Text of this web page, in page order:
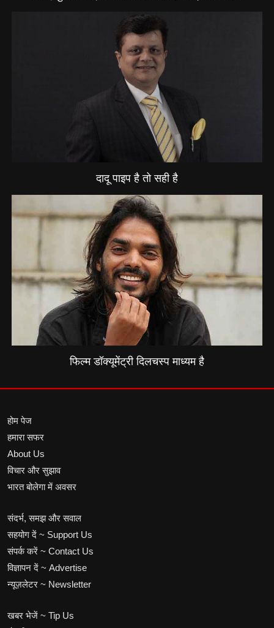
दादू पाइप है तो सही है
फिल्म डॉक्यूमेंट्री दिलचस्प माध्यम है
होम पेज
हमारा सफर
About Us
विचार और सुझाव
भारत बोलेगा में अवसर
संदर्भ, समझ और सवाल
सहयोग दें ~ Support Us
संपर्क करें ~ Contact Us
विज्ञापन दें ~ Advertise
न्यूज़लेटर ~ Newsletter
खबर भेजें ~ Tip Us